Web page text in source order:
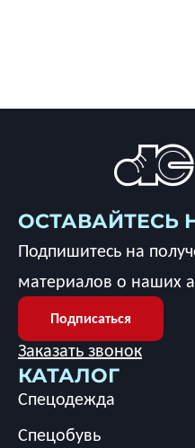
КАТАЛОГ
Спецодежда
Спецобувь
ОСТАВАЙТЕСЬ
Подпишитесь на
материалов о наших
Подписаться
Заказать звонок